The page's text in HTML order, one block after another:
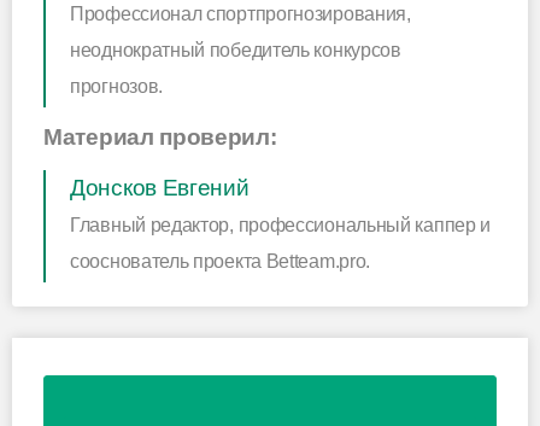
Профессионал спортпрогнозирования,
неоднократный победитель конкурсов
прогнозов.
Материал проверил:
Донсков Евгений
Главный редактор, профессиональный каппер и
сооснователь проекта Betteam.pro.